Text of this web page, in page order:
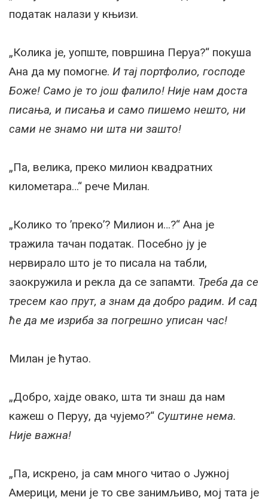
податак налази у књизи.
„Колика је, уопште, површина Перуа?“ покуша
Ана да му помогне. И тај портфолио, господе
Боже! Само је то још фалило! Није нам доста
писања, и писања и само пишемо нешто, ни
сами не знамо ни шта ни зашто!
„Па, велика, преко милион квадратних
километара…“ рече Милан.
„Колико то ’преко’? Милион и…?“ Ана је
тражила тачан податак. Посебно ју је
нервирало што је то писала на табли,
заокружила и рекла да се запамти. Треба да се
тресем као прут, а знам да добро радим. И сад
ће да ме изриба за погрешно уписан час!
Милан је ћутао.
„Добро, хајде овако, шта ти знаш да нам
кажеш о Перуу, да чујемо?“ Суштине нема.
Није важна!
„Па, искрено, ја сам много читао о Јужној
Америци, мени је то све занимљиво, мој тата је